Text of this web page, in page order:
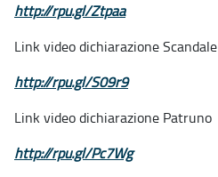
http://rpu.gl/Ztpaa
Link video dichiarazione Scandale
http://rpu.gl/S09r9
Link video dichiarazione Patruno
http://rpu.gl/Pc7Wg